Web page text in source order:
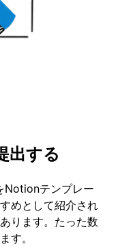
出する
Notionテンプレー
めとして紹介され
ります。たった数
す。